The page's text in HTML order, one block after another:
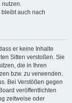
nutzen.
auch nach
er keine Inhalte
Sitten verstoßen. Sie
die in Ihren
bzw. zu verwenden.
Bei Verstößen gegen
veröffentlichten
zeitweise oder